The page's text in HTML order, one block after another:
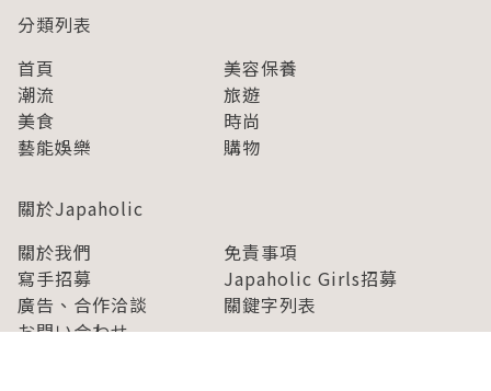
分類列表
首頁
美容保養
潮流
旅遊
美食
時尚
藝能娛樂
購物
關於Japaholic
關於我們
免責事項
寫手招募
Japaholic Girls招募
廣告、合作洽談
關鍵字列表
お問い合わせ